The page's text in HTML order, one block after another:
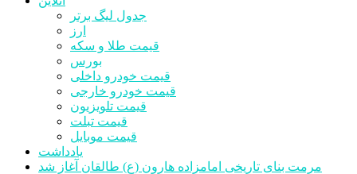
جدول لیگ برتر
ارز
قیمت طلا و سکه
بورس
قیمت خودرو داخلی
قیمت خودرو خارجی
قیمت تلویزیون
قیمت تبلت
قیمت موبایل
یادداشت
مرمت بنای تاریخی امامزاده هارون (ع) طالقان آغاز شد